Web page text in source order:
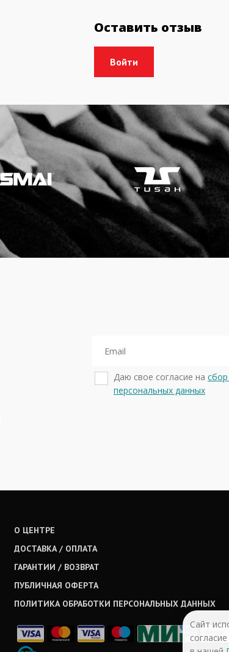
Оставить отзыв
Даю свое согласие на
персональных данных
О ЦЕНТРЕ
ДОСТАВКА / ОПЛАТА
ГАРАНТИИ / ВОЗВРАТ
ПУБЛИЧНАЯ ОФЕРТА
ПОЛИТИКА ОБРАБОТКИ ПЕРСОНАЛЬНЫХ ДАННЫХ
Сайт